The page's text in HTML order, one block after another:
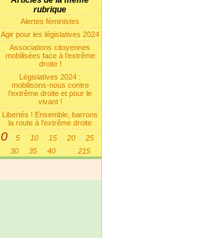
rubrique
Alertes féministes
Agir pour les législatives 2024
Associations citoyennes
mobilisées face à l’extrême
droite !
Législatives 2024 :
mobilisons-nous contre
l’extrême droite et pour le
vivant !
Libertés ! Ensemble, barrons
la route à l’extrême droite
0| 5 | 10 | 15 | 20 | 25 |
30 | 35 | 40 | | 215